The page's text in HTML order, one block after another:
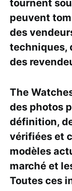
tournent
peuvent
des
techniques,
des
The
des photos
définition,
vérifiées et
modèles
marché et
Toutes ces